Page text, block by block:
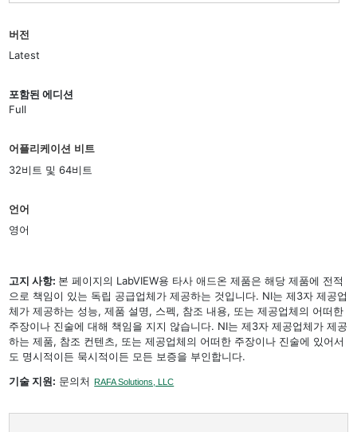
버전
Latest
포함된 에디션
Full
어플리케이션 비트
32비트 및 64비트
언어
영어
고지 사항: 본 페이지의 LabVIEW용 타사 애드온 제품은 해당 제품에 전적
으로 책임이 있는 독립 공급업체가 제공하는 것입니다. NI는 제3자 제공업
체가 제공하는 성능, 제품 설명, 스펙, 참조 내용, 또는 제공업체의 어떠한
주장이나 진술에 대해 책임을 지지 않습니다. NI는 제3자 제공업체가 제공
하는 제품, 참조 컨텐츠, 또는 제공업체의 어떠한 주장이나 진술에 있어서
도 명시적이든 묵시적이든 모든 보증을 부인합니다.
기술 지원: 문의처 RAFA Solutions, LLC